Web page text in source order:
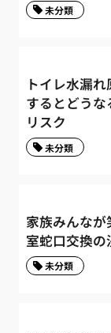
未分類
トイレ水漏
するとどうな
リスク
未分類
家族みんなが
室蛇口交換の
未分類